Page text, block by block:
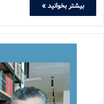
بیشتر بخوانید »